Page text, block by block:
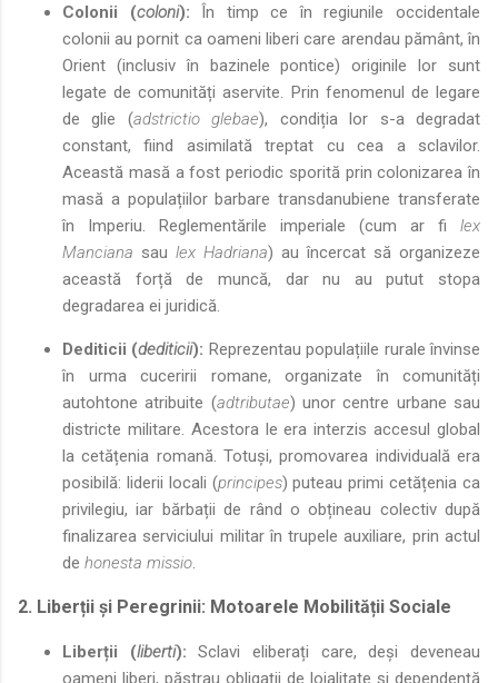
Colonii (coloni): În timp ce în regiunile occidentale
colonii au pornit ca oameni liberi care arendau pământ, în
Orient (inclusiv în bazinele pontice) originile lor sunt
legate de comunități aservite. Prin fenomenul de legare
de glie (adstrictio glebae), condiția lor s-a degradat
constant, fiind asimilată treptat cu cea a sclavilor.
Această masă a fost periodic sporită prin colonizarea în
masă a populațiilor barbare transdanubiene transferate
în Imperiu. Reglementările imperiale (cum ar fi lex
Manciana sau lex Hadriana) au încercat să organizeze
această forță de muncă, dar nu au putut stopa
degradarea ei juridică.
Dediticii (dediticii): Reprezentau populațiile rurale învinse
în urma cuceririi romane, organizate în comunități
autohtone atribuite (adtributae) unor centre urbane sau
districte militare. Acestora le era interzis accesul global
la cetățenia romană. Totuși, promovarea individuală era
posibilă: liderii locali (principes) puteau primi cetățenia ca
privilegiu, iar bărbații de rând o obțineau colectiv după
finalizarea serviciului militar în trupele auxiliare, prin actul
de honesta missio.
2. Liberții și Peregrinii: Motoarele Mobilității Sociale
Liberții (liberti): Sclavi eliberați care, deși deveneau
oameni liberi, păstrau obligații de loialitate și dependență